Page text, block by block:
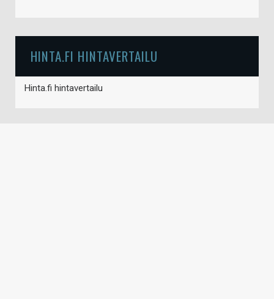
HINTA.FI HINTAVERTAILU
Hinta.fi hintavertailu